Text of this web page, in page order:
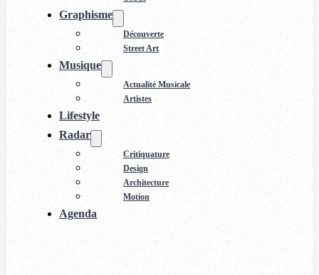
Graphisme
Découverte
Street Art
Musique
Actualité Musicale
Artistes
Lifestyle
Radar
Critiquature
Design
Architecture
Motion
Agenda